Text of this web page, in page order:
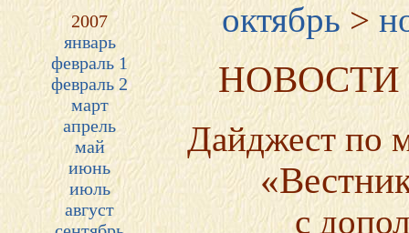
2007
январь
февраль 1
февраль 2
март
апрель
май
июнь
июль
август
октябрь>
Дайджест по
с